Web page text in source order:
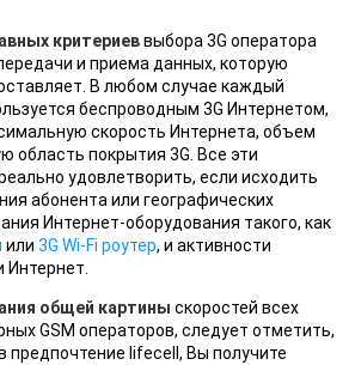
критериеввыбора 3G оператора
и приема данных, которую
В любом случае каждый
беспроводным 3G Интернетом,
скорость Интернета, объем
область покрытия 3G. Все эти
удовлетворить, если исходить
абонента или географических
Интернет-оборудования такого, как
или 3G Wi-Fi роутер, и активности
Интернет.
общей картины скоростей всех
GSM операторов, следует отметить,
предпочтение lifecell, Вы получите